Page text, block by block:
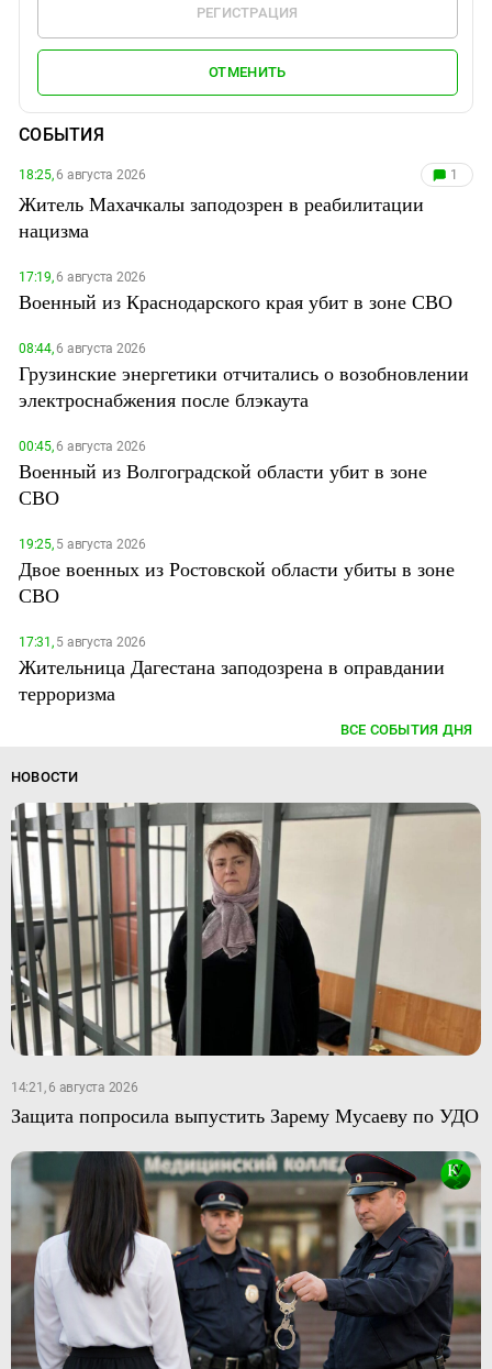
РЕГИСТРАЦИЯ
ОТМЕНИТЬ
СОБЫТИЯ
18:25,6 августа 2026 1
Житель Махачкалы заподозрен в реабилитации
нацизма
17:19,6 августа 2026
Военный из Краснодарского края убит в зоне СВО
08:44,6 августа 2026
Грузинские энергетики отчитались о возобновлении
электроснабжения после блэкаута
00:45,6 августа 2026
Военный из Волгоградской области убит в зоне
СВО
19:25,5 августа 2026
Двое военных из Ростовской области убиты в зоне
СВО
17:31,5 августа 2026
Жительница Дагестана заподозрена в оправдании
терроризма
ВСЕ СОБЫТИЯ ДНЯ
НОВОСТИ
14:21, 6 августа 2026
Защита попросила выпустить Зарему Мусаеву по УДО